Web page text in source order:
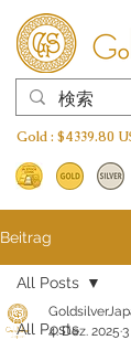
Gold : $4339.80
Beitrag
All Posts
All Posts
4. Dez. 2025